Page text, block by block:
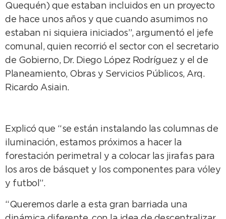
Quequén) que estaban incluidos en un proyecto
de hace unos años y que cuando asumimos no
estaban ni siquiera iniciados”, argumentó el jefe
comunal, quien recorrió el sector con el secretario
de Gobierno, Dr. Diego López Rodríguez y el de
Planeamiento, Obras y Servicios Públicos, Arq.
Ricardo Asiain.
Explicó que “se están instalando las columnas de
iluminación, estamos próximos a hacer la
forestación perimetral y a colocar las jirafas para
los aros de básquet y los componentes para vóley
y futbol”.
“Queremos darle a esta gran barriada una